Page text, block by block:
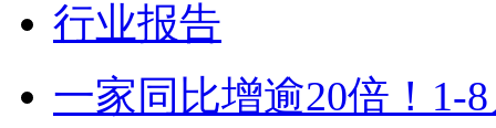
行业报告
一家同比增逾20倍！1-